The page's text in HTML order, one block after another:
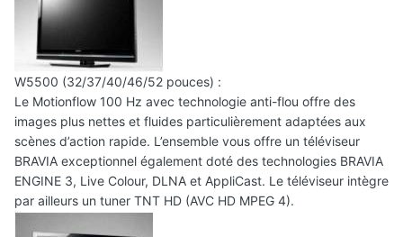
W5500 (32/37/40/46/52 pouces) :
Le Motionflow 100 Hz avec technologie anti-flou offre des
images plus nettes et fluides particulièrement adaptées aux
scènes d’action rapide. L’ensemble vous offre un téléviseur
BRAVIA exceptionnel également doté des technologies BRAVIA
ENGINE 3, Live Colour, DLNA et AppliCast. Le téléviseur intègre
par ailleurs un tuner TNT HD (AVC HD MPEG 4).